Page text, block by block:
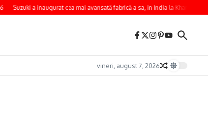
Suzuki a inaugurat cea mai avansată fabrică a sa, in India la Kharkhoda
vineri, august 7, 2026